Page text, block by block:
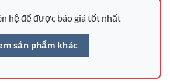
hệ để được báo giá tốt nhất
sản phẩm khác